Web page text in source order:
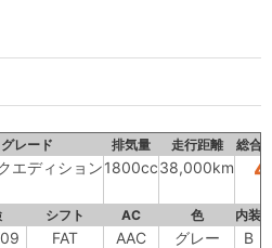
グレード 排気量 走行距離 総合
エディション1800cc38,000km 4
シフト AC 色 内装
FAT AAC グレー B